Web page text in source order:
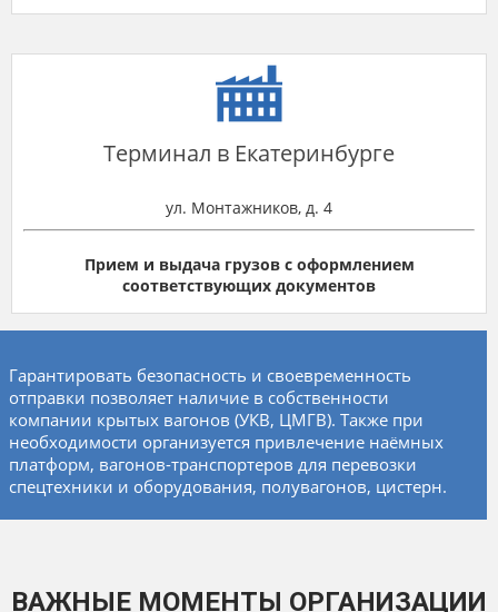
Терминал в Екатеринбурге
ул. Монтажников, д. 4
Прием и выдача грузов с оформлением
соответствующих документов
Гарантировать безопасность и своевременность
отправки позволяет наличие в собственности
компании крытых вагонов (УКВ, ЦМГВ). Также при
необходимости организуется привлечение наёмных
платформ, вагонов-транспортеров для перевозки
спецтехники и оборудования, полувагонов, цистерн.
ВАЖНЫЕ МОМЕНТЫ ОРГАНИЗАЦИИ